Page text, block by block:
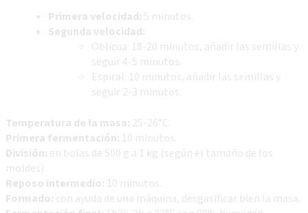
Primera velocidad: 5 minutos.
Segunda velocidad:
Oblicua: 18-20 minutos, añadir las semillas y
seguir 4-5 minutos.
Espiral: 10 minutos, añadir las semillas y
seguir 2-3 minutos.
Temperatura de la masa: 25-26°C.
Primera fermentación: 10 minutos.
División: en bolas de 500 g a 1 kg (según el tamaño de los
moldes).
Reposo intermedio: 10 minutos.
Formado: con ayuda de una máquina, desgasificar bien la masa.